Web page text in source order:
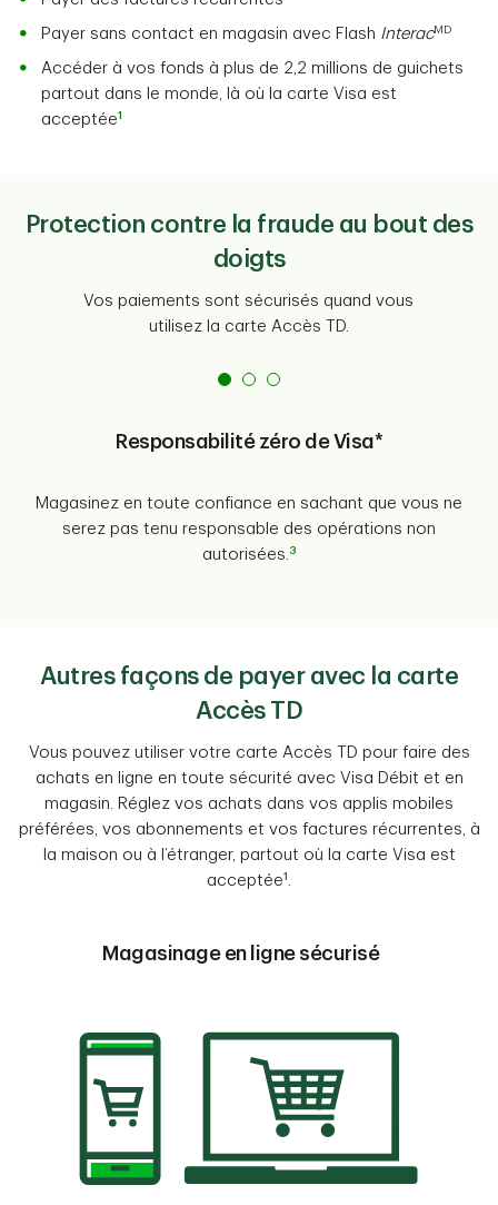
Payer sans contact en magasin avec Flash InteracMD
Accéder à vos fonds à plus de 2,2 millions de guichets
partout dans le monde, là où la carte Visa est
acceptée1
Protection contre la fraude au bout des
doigts
Vos paiements sont sécurisés quand vous
utilisez la carte Accès TD.
Responsabilité zéro de Visa*
Magasinez en toute confiance en sachant que vous ne
serez pas tenu responsable des opérations non
autorisées. 3
Autres façons de payer avec la carte
Accès TD
Vous pouvez utiliser votre carte Accès TD pour faire des
achats en ligne en toute sécurité avec Visa Débit et en
magasin. Réglez vos achats dans vos applis mobiles
préférées, vos abonnements et vos factures récurrentes, à
la maison ou à l’étranger, partout où la carte Visa est
acceptée1 .
Magasinage en ligne sécurisé